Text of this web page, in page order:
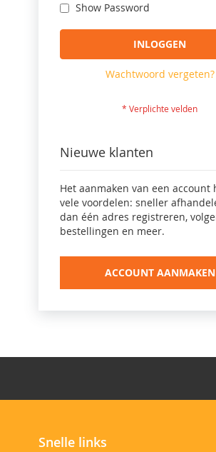
Show Password
INLOGGEN
Wachtwoord vergeten?
Nieuwe klanten
Het aanmaken van een account
vele voordelen: sneller
dan één adres registreren,
bestellingen en meer.
ACCOUNT AANMAKEN
Snelle links